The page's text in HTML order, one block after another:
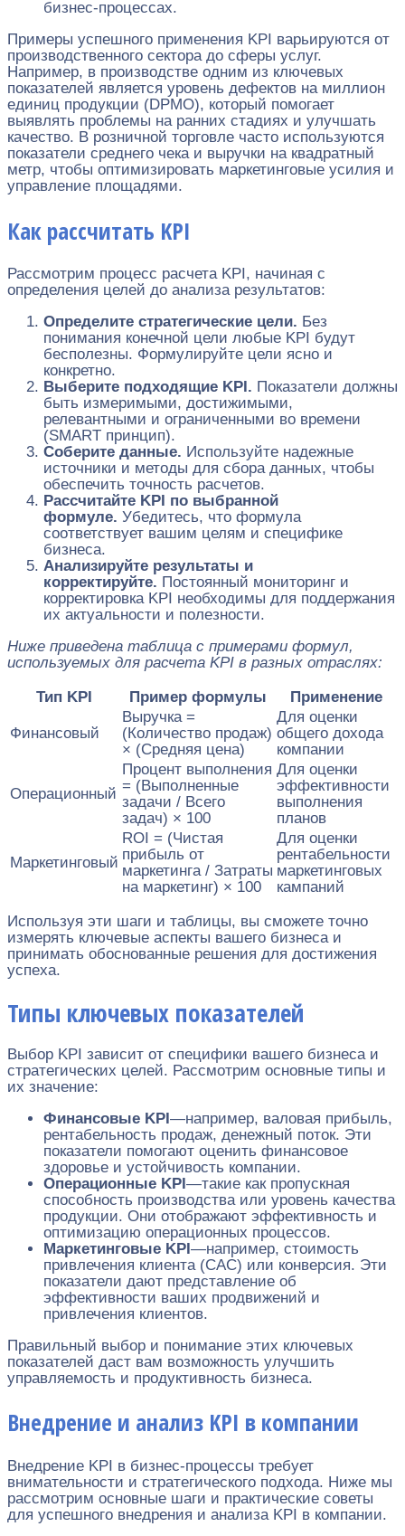
бизнес-процессах.
Примеры успешного применения KPI варьируются от
производственного сектора до сферы услуг.
Например, в производстве одним из ключевых
показателей является уровень дефектов на миллион
единиц продукции (DPMO), который помогает
выявлять проблемы на ранних стадиях и улучшать
качество. В розничной торговле часто используются
показатели среднего чека и выручки на квадратный
метр, чтобы оптимизировать маркетинговые усилия и
управление площадями.
Как рассчитать KPI
Рассмотрим процесс расчета KPI, начиная с
определения целей до анализа результатов:
Определите стратегические цели. Без
понимания конечной цели любые KPI будут
бесполезны. Формулируйте цели ясно и
конкретно.
Выберите подходящие KPI. Показатели должны
быть измеримыми, достижимыми,
релевантными и ограниченными во времени
(SMART принцип).
Соберите данные. Используйте надежные
источники и методы для сбора данных, чтобы
обеспечить точность расчетов.
Рассчитайте KPI по выбранной
формуле. Убедитесь, что формула
соответствует вашим целям и специфике
бизнеса.
Анализируйте результаты и
корректируйте. Постоянный мониторинг и
корректировка KPI необходимы для поддержания
их актуальности и полезности.
Ниже приведена таблица с примерами формул,
используемых для расчета KPI в разных отраслях:
Тип KPI
Пример формулы Применение
Финансовый
Выручка =
(Количество продаж)
× (Средняя цена)
Для оценки
общего дохода
компании
Операционный
Процент выполнения
= (Выполненные
задачи / Всего
задач) × 100
Для оценки
эффективности
выполнения
планов
Маркетинговый
ROI = (Чистая
прибыль от
маркетинга / Затраты
на маркетинг) × 100
Для оценки
рентабельности
маркетинговых
кампаний
Используя эти шаги и таблицы, вы сможете точно
измерять ключевые аспекты вашего бизнеса и
принимать обоснованные решения для достижения
успеха.
Типы ключевых показателей
Выбор KPI зависит от специфики вашего бизнеса и
стратегических целей. Рассмотрим основные типы и
их значение:
Финансовые KPI—например, валовая прибыль,
рентабельность продаж, денежный поток. Эти
показатели помогают оценить финансовое
здоровье и устойчивость компании.
Операционные KPI—такие как пропускная
способность производства или уровень качества
продукции. Они отображают эффективность и
оптимизацию операционных процессов.
Маркетинговые KPI—например, стоимость
привлечения клиента (CAC) или конверсия. Эти
показатели дают представление об
эффективности ваших продвижений и
привлечения клиентов.
Правильный выбор и понимание этих ключевых
показателей даст вам возможность улучшить
управляемость и продуктивность бизнеса.
Внедрение и анализ KPI в компании
Внедрение KPI в бизнес-процессы требует
внимательности и стратегического подхода. Ниже мы
рассмотрим основные шаги и практические советы
для успешного внедрения и анализа KPI в компании.